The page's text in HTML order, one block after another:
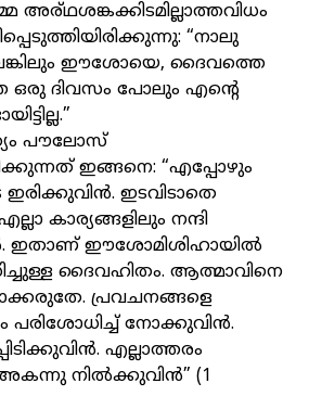
“നാലു
ഈശോയെ, ദൈവത്തെ
ദിവസം പോലും എന്റെ
പൗലോസ്
ഇങ്ങനെ: “എപ്പോഴും
ഇടവിടാതെ
കാര്യങ്ങളിലും നന്ദി
ഇതാണ് ഈശോമിശിഹായിൽ
ദൈവഹിതം. ആത്മാവിനെ
പ്രവചനങ്ങളെ
പരിശോധിച്ച് നോക്കുവിൻ.
എല്ലാത്തരം
അകന്നു നിൽക്കുവിൻ” (1